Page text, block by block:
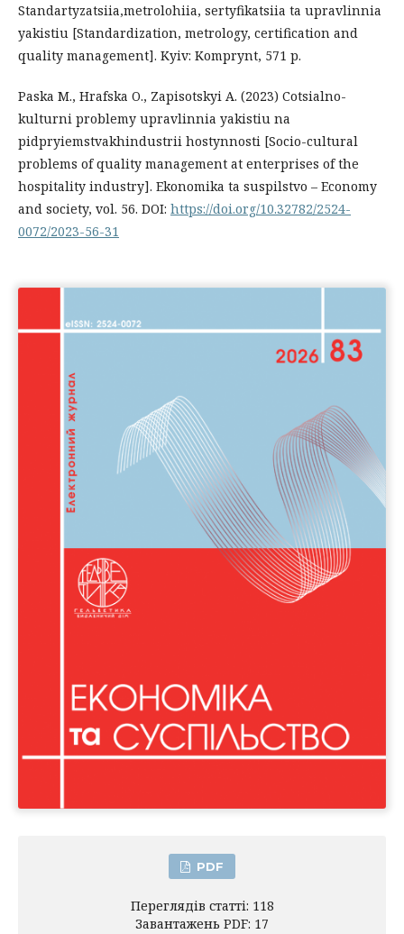
Standartyzatsiia,metrolohiia, sertyfikatsiia ta upravlinnia
yakistiu [Standardization, metrology, certification and
quality management]. Kyiv: Komprynt, 571 p.
Paska M., Hrafska O., Zapisotskyi A. (2023) Cotsialno-
kulturni problemy upravlinnia yakistiu na
pidpryiemstvakhindustrii hostynnosti [Socio-cultural
problems of quality management at enterprises of the
hospitality industry]. Ekonomika ta suspilstvo – Economy
and society, vol. 56. DOI: https://doi.org/10.32782/2524-
0072/2023-56-31
PDF
Переглядів статті: 118
Завантажень PDF: 17